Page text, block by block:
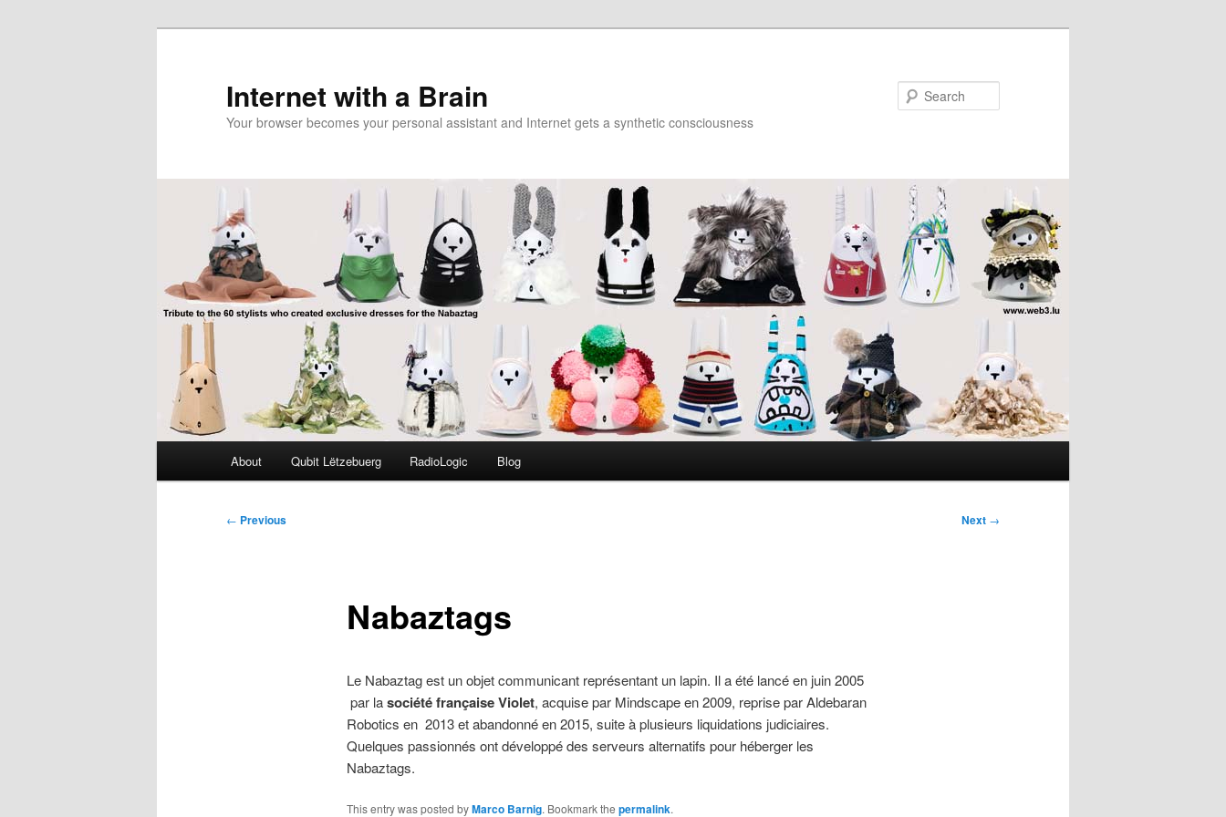
Internet with a Brain
Your browser becomes your personal assistant and Internet gets a synthetic consciousness
About Qubit Lëtzebuerg RadioLogic Blog
Post
← Previous Next →
Nabaztags
Le Nabaztag est un objet communicant représentant un lapin. Il a été lancé en juin 2005
par lasociété française Violet, acquise par Mindscape en 2009, reprise par Aldebaran
Robotics en 2013 et abandonné en 2015, suite à plusieurs liquidations judiciaires.
Quelques passionnés ont développé des serveurs alternatifs pour héberger les
Nabaztags.
This entry was posted byMarco Barnig. Bookmark the permalink.